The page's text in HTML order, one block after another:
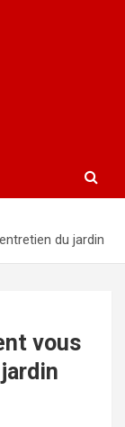
du jardin
vous